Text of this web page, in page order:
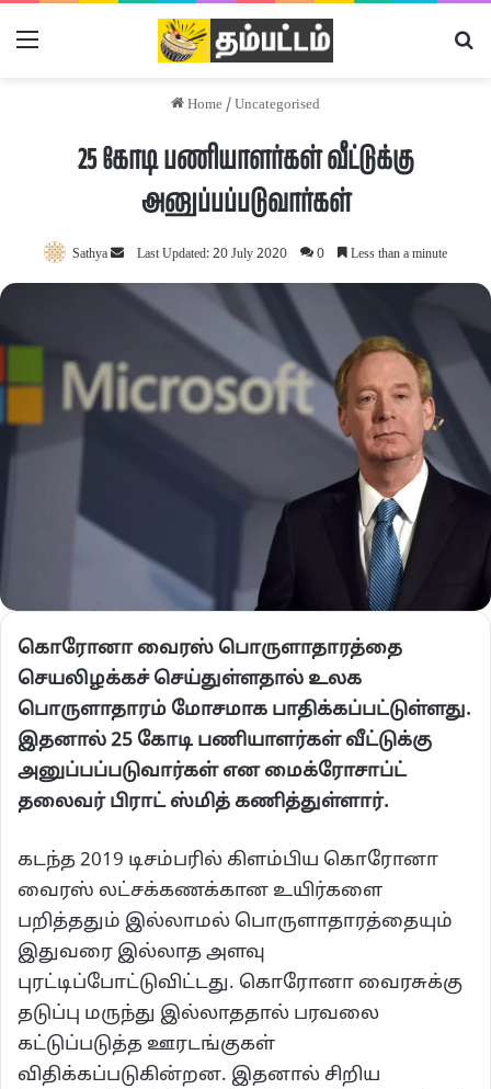
Home/Uncategorised
25 கோடி பணியாளர்கள் வீட்டுக்கு
அனுப்பப்படுவார்கள்
Sathya
Send
an
email
Last Updated: 20 July 2020 0 Less than a minute
கொரோனா வைரஸ் பொருளாதாரத்தை
செயலிழக்கச் செய்துள்ளதால் உலக
பொருளாதாரம் மோசமாக பாதிக்கப்பட்டுள்ளது.
இதனால் 25 கோடி பணியாளர்கள்வீட்டுக்கு
அனுப்பப்படுவார்கள் எனமைக்ரோசாப்ட்
தலைவர் பிராட் ஸ்மித்கணித்துள்ளார்.
கடந்த 2019 டிசம்பரில் கிளம்பிய கொரோனா
வைரஸ் லட்சக்கணக்கான உயிர்களை
பறித்ததும் இல்லாமல் பொருளாதாரத்தையும்
இதுவரை இல்லாத அளவு
புரட்டிப்போட்டுவிட்டது. கொரோனா வைரசுக்கு
தடுப்பு மருந்து இல்லாததால் பரவலை
கட்டுப்படுத்த ஊரடங்குகள்
விதிக்கப்படுகின்றன. இதனால் சிறிய